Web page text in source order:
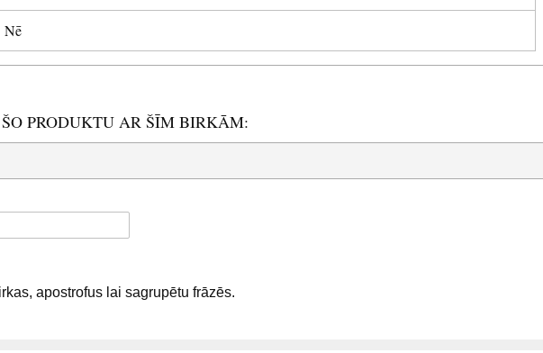
Nē
PRODUKTU AR ŠĪM BIRKĀM:
apostrofus lai sagrupētu frāzēs.